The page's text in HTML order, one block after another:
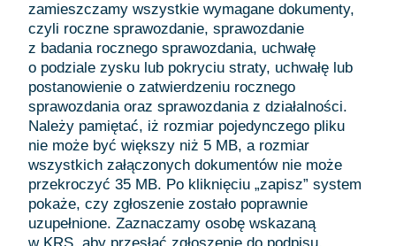
zamieszczamy wszystkie wymagane dokumenty,
czyli roczne sprawozdanie, sprawozdanie
z badania rocznego sprawozdania, uchwałę
o podziale zysku lub pokryciu straty, uchwałę lub
postanowienie o zatwierdzeniu rocznego
sprawozdania oraz sprawozdania z działalności.
Należy pamiętać, iż rozmiar pojedynczego pliku
nie może być większy niż 5 MB, a rozmiar
wszystkich załączonych dokumentów nie może
przekroczyć 35 MB. Po kliknięciu „zapisz” system
pokaże, czy zgłoszenie zostało poprawnie
uzupełnione. Zaznaczamy osobę wskazaną